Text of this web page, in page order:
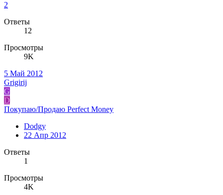
2
Ответы
12
Просмотры
9K
5 Май 2012
Grigirij
G
D
Покупаю/Продаю Perfect Money
Dodgy
22 Апр 2012
Ответы
1
Просмотры
4K